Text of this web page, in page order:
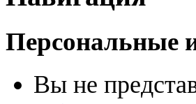
Персональные
Вы не